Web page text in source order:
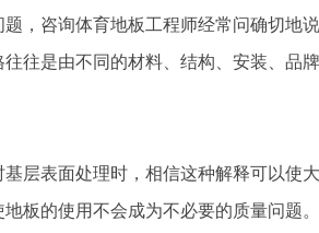
，咨询体育地板工程师经常问确切地
往是由不同的材料、结构、安装、品
表面处理时，相信这种解释可以使
板的使用不会成为不必要的质量问题